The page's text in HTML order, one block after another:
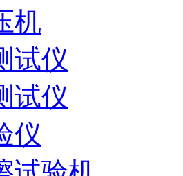
机
试仪
试仪
仪